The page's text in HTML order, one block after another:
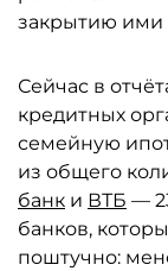
закрытию ими
Сейчас в
кредитных
семейную
из общего
банк и ВТБ —
банков,
поштучно: